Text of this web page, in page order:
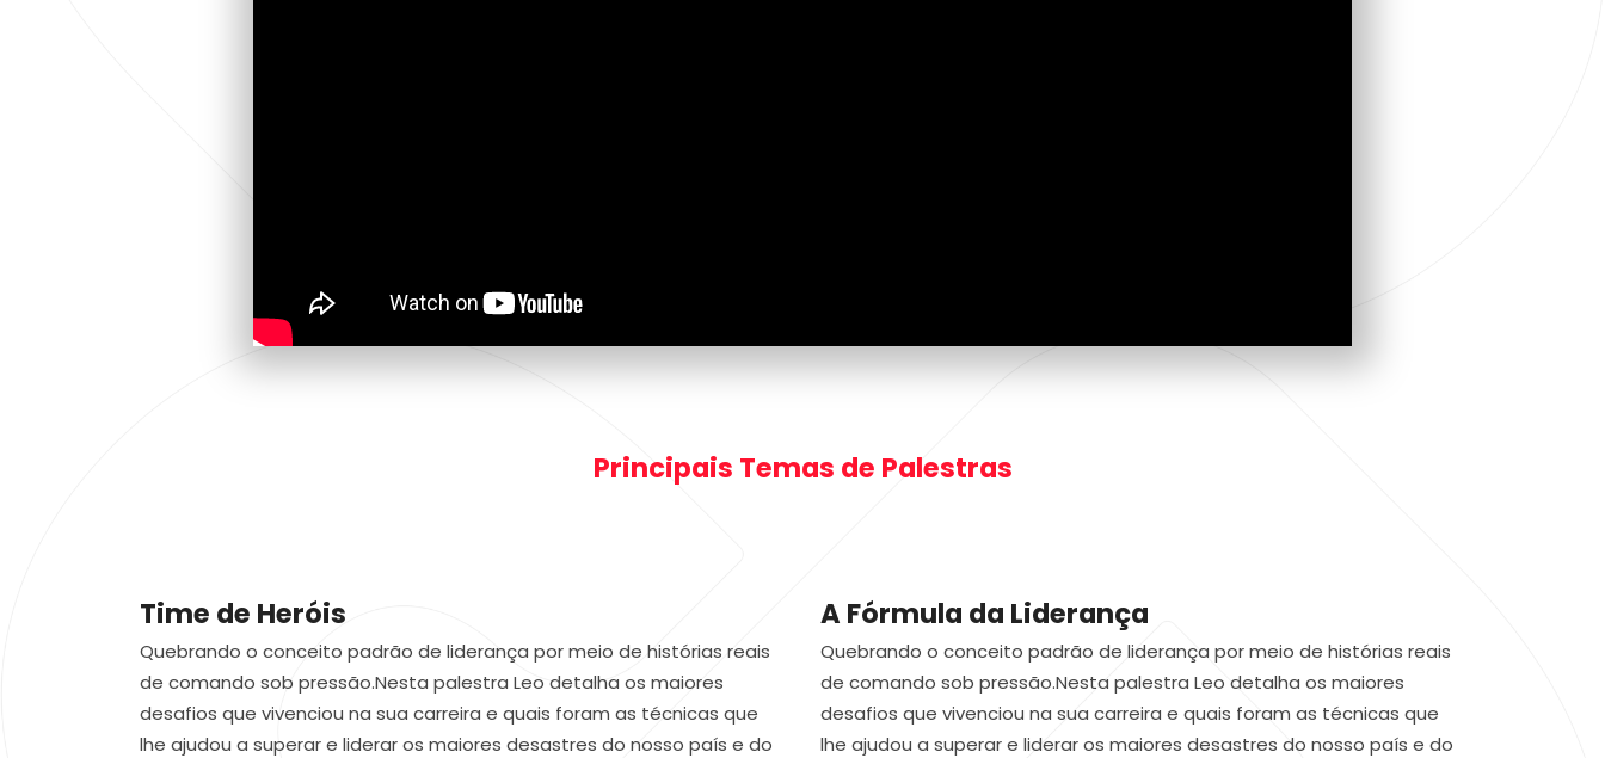
Principais Temas de Palestras
Time de Heróis
Quebrando o conceito padrão de liderança por meio de histórias reais
de comando sob pressão.Nesta palestra Leo detalha os maiores
desafios que vivenciou na sua carreira e quais foram as técnicas que
lhe ajudou a superar e liderar os maiores desastres do nosso país e do
A Fórmula da Liderança
Quebrando o conceito padrão de liderança por meio de histórias reais
de comando sob pressão.Nesta palestra Leo detalha os maiores
desafios que vivenciou na sua carreira e quais foram as técnicas que
lhe ajudou a superar e liderar os maiores desastres do nosso país e do